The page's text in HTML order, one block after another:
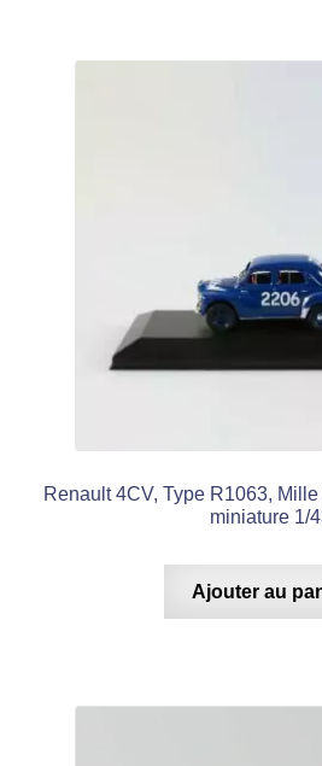
Renault 4CV, Type R1063,
miniature 1/
Ajouter au